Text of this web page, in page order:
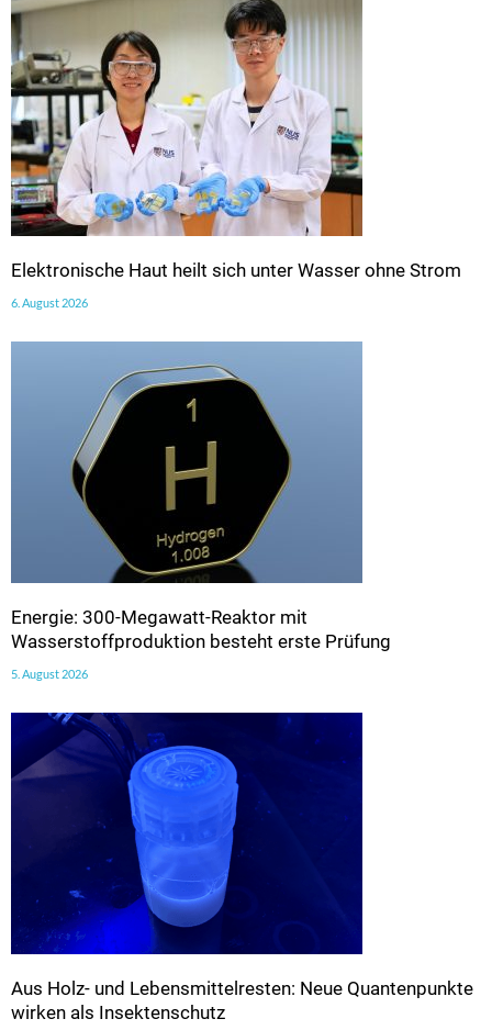
Elektronische Haut heilt sich unter Wasser ohne Strom
6. August 2026
Energie: 300-Megawatt-Reaktor mit
Wasserstoffproduktion besteht erste Prüfung
5. August 2026
Aus Holz- und Lebensmittelresten: Neue Quantenpunkte
wirken als Insektenschutz